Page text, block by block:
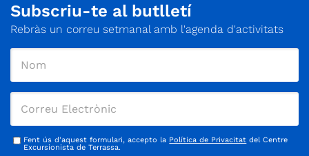
Subscriu-te al butlletí
Rebràs un correu setmanal amb l'agenda d'activitats
Fent ús d'aquest formulari, accepto la Política de Privacitat del Centre
Excursionista de Terrassa.